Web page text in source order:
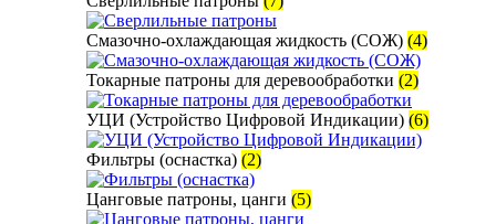
Смазочно-охлаждающая жидкость (СОЖ) (4)
Токарные патроны для деревообработки (2)
УЦИ (Устройство Цифровой Индикации) (6)
Фильтры (оснастка) (2)
Цанговые патроны, цанги (5)